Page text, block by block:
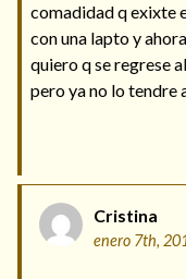
comadidad q exixte
con una lapto y
quiero q se regrese
pero ya no lo tendre
Cristina
enero 7th,